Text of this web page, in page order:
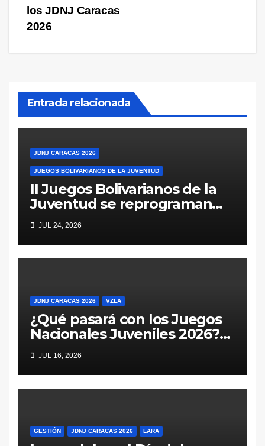
los JDNJ Caracas
2026
Entrada relacionada
JDNJ CARACAS 2026
JUEGOS BOLIVARIANOS DE LA JUVENTUD
II Juegos Bolivarianos de la
Juventud se reprograman
para 2027 ¿Nacionales
Juveniles para fin de año?
JUL 24, 2026
JDNJ CARACAS 2026 VZLA
¿Qué pasará con los Juegos
Nacionales Juveniles 2026?
Las variables sobre la mesa
deportiva de Venezuela
JUL 16, 2026
GESTIÓN JDNJ CARACAS 2026 LARA